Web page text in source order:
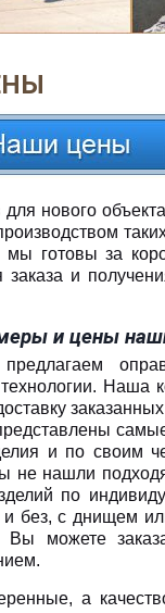
нового
готовы за
и
и цены
Наша
и по своим
не нашли
по
и без, с днищем
Вы можете
а